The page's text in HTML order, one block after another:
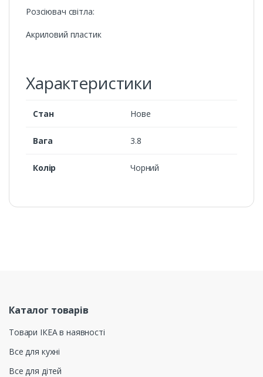
Розсіювач світла:
Акриловий пластик
Характеристики
Стан Нове
Вага 3.8
Колір Чорний
Каталог товарів
Товари ІКЕА в наявності
Все для кухні
Все для дітей